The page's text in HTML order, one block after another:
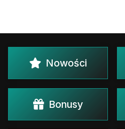
Nowości
Bonusy